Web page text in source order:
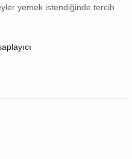
yemek istendiğinde tercih